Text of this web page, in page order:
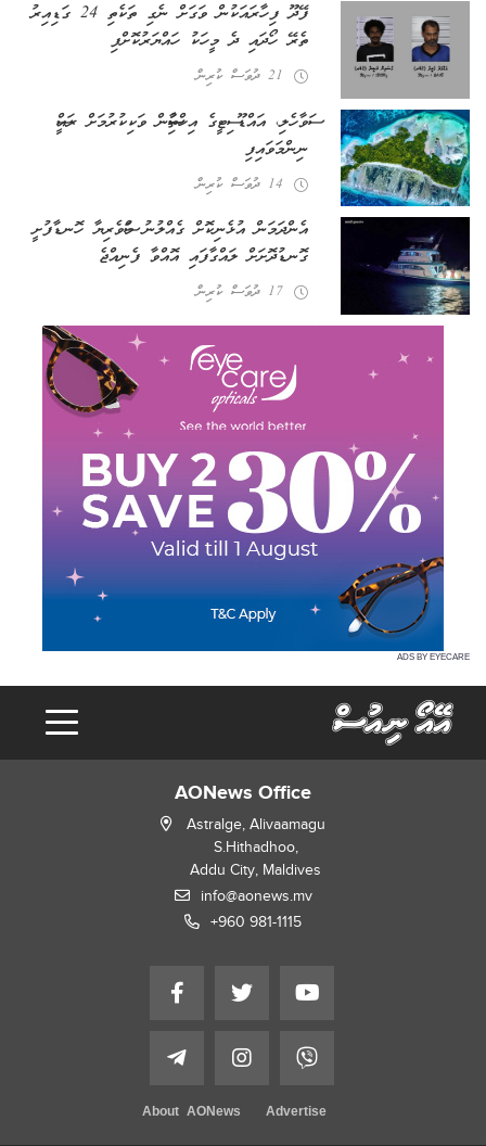
ފޭދޫ ފިހާރައަކުން ވަގަށް ނެގި ތަކެތި 24 ގަޑިއިރު
ތެރޭ ހޯދައި ދެ މީހަކު ހައްޔަރުކޮށްފި
21 ދުވަސް ކުރިން
ސަވާހެލި، އައްޑޫ ސިޓީގެ އިހްތިސާސުން ވަކިކުރުމަށް ރައީސް
ނިންމަވައިފި
14 ދުވަސް ކުރިން
އެންދަމަން އުޅެނިކޮށް ގެއްލުނު މަސްވެރިޔާ ހޮނޑާފުށީ
ގޮނޑުދޮށަށް ލައްގާފައި އޮއްވާ ފެނިއްޖެ
17 ދުވަސް ކުރިން
ADS BY EYECARE
AONews Office
Astralge, Alivaamagu
S.Hithadhoo,
Addu City, Maldives
info@aonews.mv
+960 981-1115
About AONews Advertise